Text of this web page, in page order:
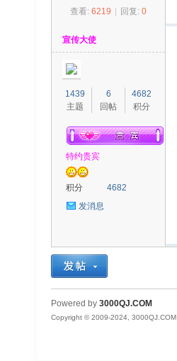
QJ
›
查看: 6219 回复: 0
宣传大使
1439
主题
6
回帖
4682
积分
特约贵宾
积分
4682
发消息
Powered by 3000QJ.COM
Copyright © 2009-2024, 3000QJ.COM